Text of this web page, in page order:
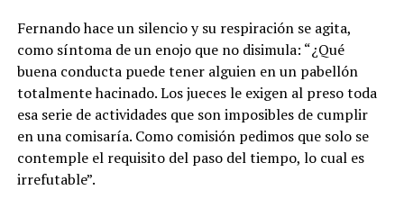
Fernando hace un silencio y su respiración se agita,
como síntoma de un enojo que no disimula: “¿Qué
buena conducta puede tener alguien en un pabellón
totalmente hacinado. Los jueces le exigen al preso toda
esa serie de actividades que son imposibles de cumplir
en una comisaría. Como comisión pedimos que solo se
contemple el requisito del paso del tiempo, lo cual es
irrefutable”.